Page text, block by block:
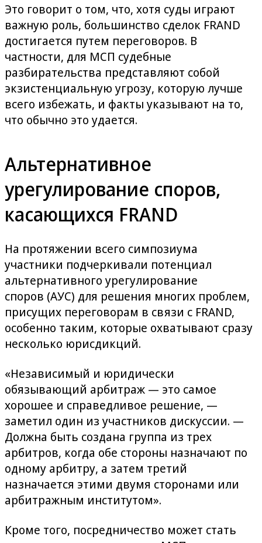
Это говорит о том, что, хотя суды играют
важную роль, большинство сделок FRAND
достигается путем переговоров. В
частности, для МСП судебные
разбирательства представляют собой
экзистенциальную угрозу, которую лучше
всего избежать, и факты указывают на то,
что обычно это удается.
Альтернативное
урегулирование споров,
касающихся FRAND
На протяжении всего симпозиума
участники подчеркивали потенциал
альтернативного урегулирование
споров (АУС) для решения многих проблем,
присущих переговорам в связи с FRAND,
особенно таким, которые охватывают сразу
несколько юрисдикций.
«Независимый и юридически
обязывающий арбитраж — это самое
хорошее и справедливое решение, —
заметил один из участников дискуссии. —
Должна быть создана группа из трех
арбитров, когда обе стороны назначают по
одному арбитру, а затем третий
назначается этими двумя сторонами или
арбитражным институтом».
Кроме того, посредничество может стать